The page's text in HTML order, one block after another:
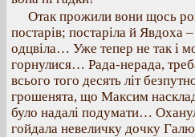
Отак прожили вони щось
постарів; постаріла й Явдоха
одцвіла… Уже тепер не так і
горнулися… Рада-нерада,
всього того десять літ
грошенята, що Максим
було надалі подумати…
гойдала невеличку дочку